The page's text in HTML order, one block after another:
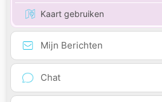
Kaart gebruiken
Mijn Berichten
Chat